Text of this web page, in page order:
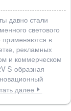
давно стали
светового
в
рекламных
и коммерческом
S-образная
далее